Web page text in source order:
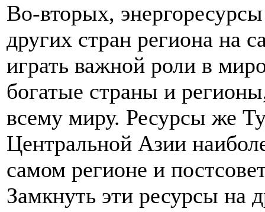
Во-вторых,
других стран региона на
играть важной роли в
богатые страны и
всему миру. Ресурсы же
Центральной Азии
самом регионе и
Замкнуть эти ресурсы на